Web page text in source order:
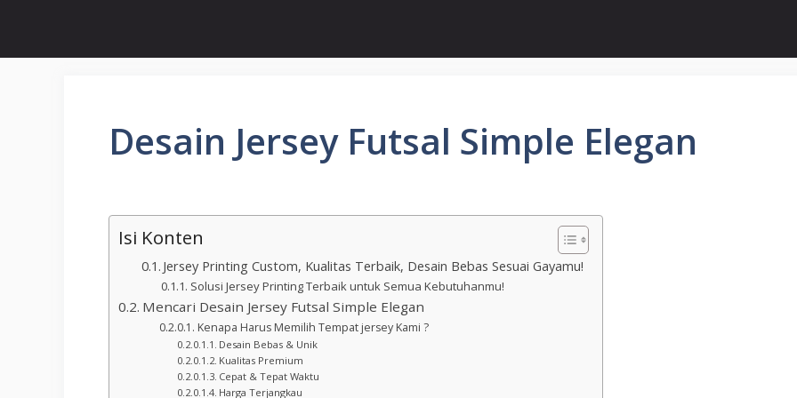
Desain Jersey Futsal Simple Elegan
Isi Konten
Jersey Printing Custom, Kualitas Terbaik, Desain Bebas Sesuai Gayamu!
Solusi Jersey Printing Terbaik untuk Semua Kebutuhanmu!
Mencari Desain Jersey Futsal Simple Elegan
Kenapa Harus Memilih Tempat jersey Kami ?
Desain Bebas & Unik
Kualitas Premium
Cepat & Tepat Waktu
Harga Terjangkau